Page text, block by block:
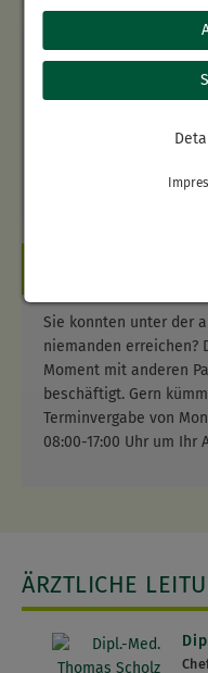
diagnostischen
Medikamenten-
Weaning-Einheit
Multimodale
Oberärztin Dr. med.
09:00 -
03733 80-2021
Sie konnten unter der
niemanden erreichen?
Moment mit anderen
beschäftigt. Gern
Terminvergabe von
08:00-17:00 Uhr um Ihr
ÄRZTLICHE